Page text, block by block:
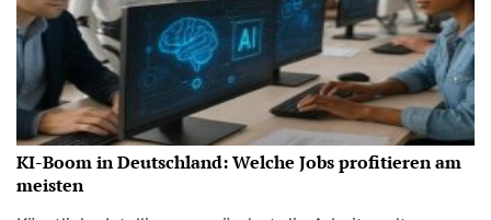
KI-Boom in Deutschland: Welche Jobs profitieren am
meisten